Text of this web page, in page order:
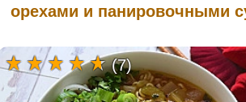
орехами и панировочными
(7)